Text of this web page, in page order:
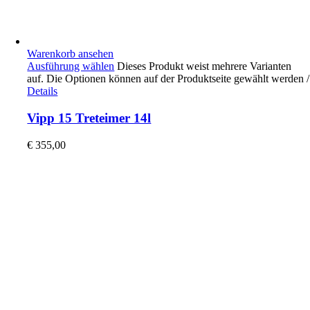
Warenkorb ansehen
Ausführung wählen Dieses Produkt weist mehrere Varianten
auf. Die Optionen können auf der Produktseite gewählt werden/
Details
Vipp 15 Treteimer 14l
€ 355,00